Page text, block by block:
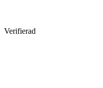
Verifierad